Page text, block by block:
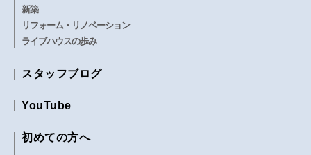
新築
リフォーム・リノベーション
ライブハウスの歩み
スタッフブログ
YouTube
初めての方へ